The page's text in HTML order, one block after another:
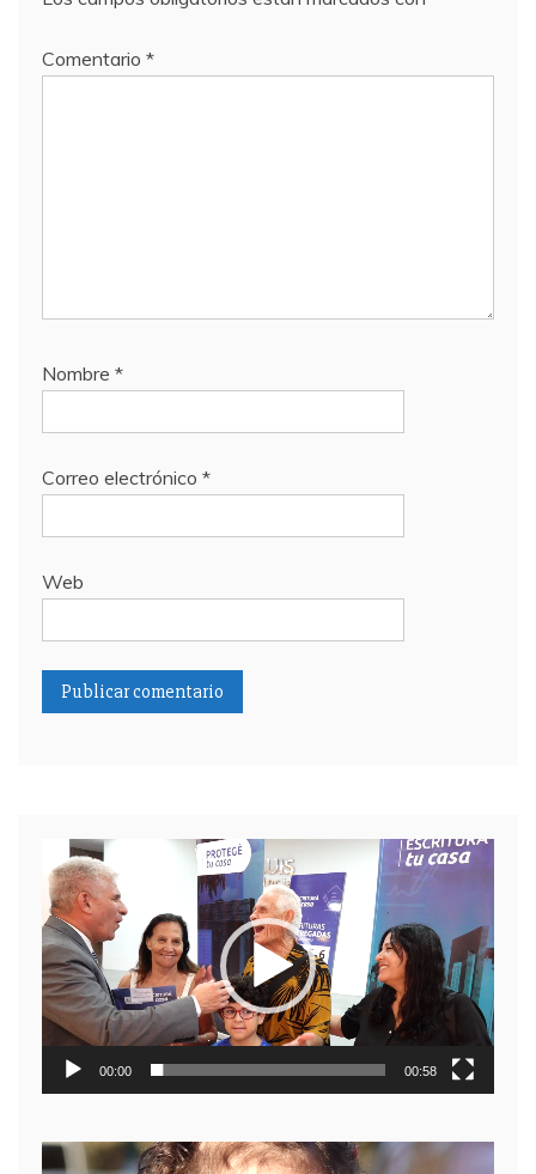
Comentario *
Nombre *
Correo electrónico *
Web
Reproductor
de
video
00:00 00:58
Reproductor